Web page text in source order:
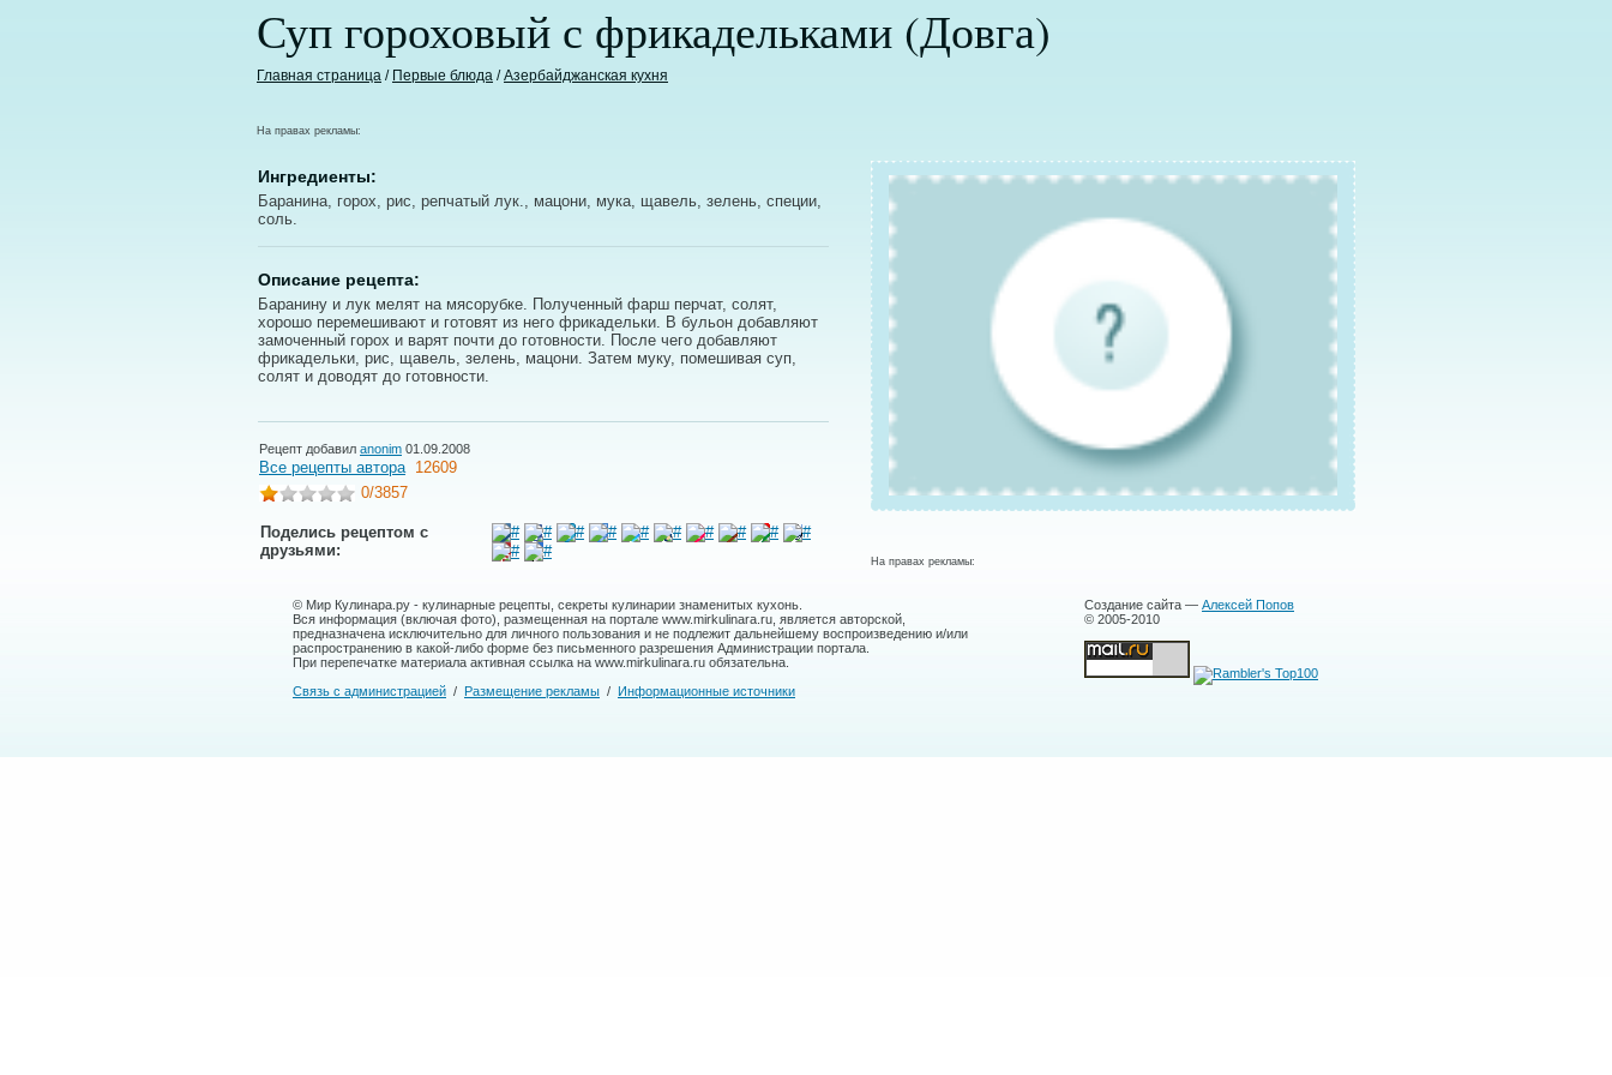
Суп гороховый с фрикадельками (Довга)
Главная страница / Первые блюда /Азербайджанская кухня
На правах рекламы:
Ингредиенты:
Баранина, горох, рис, репчатый лук., мацони, мука, щавель, зелень, специи,
соль.
Описание рецепта:
Баранину и лук мелят на мясорубке. Полученный фарш перчат, солят,
хорошо перемешивают и готовят из него фрикадельки. В бульон добавляют
замоченный горох и варят почти до готовности. После чего добавляют
фрикадельки, рис, щавель, зелень, мацони. Затем муку, помешивая суп,
солят и доводят до готовности.
Рецепт добавил anonim 01.09.2008
Все рецепты автора 12609
0/3857
Поделись рецептом с
друзьями:
На правах рекламы:
© Мир Кулинара.ру - кулинарные рецепты, секреты кулинарии знаменитых кухонь.
Вся информация (включая фото), размещенная на портале www.mirkulinara.ru, является авторской,
предназначена исключительно для личного пользования и не подлежит дальнейшему воспроизведению и/или
распространению в какой-либо форме без письменного разрешения Администрации портала.
При перепечатке материала активная ссылка на www.mirkulinara.ru обязательна.
Связь с администрацией / Размещение рекламы / Информационные источники
Создание сайта — Алексей Попов
© 2005-2010